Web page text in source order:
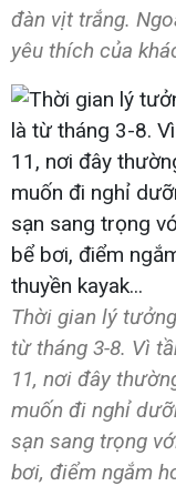
đàn vịt trắng.
yêu thích của
Thời gian lý
từ tháng 3-8. Vì
11, nơi đây
muốn đi nghỉ
sạn sang trọng
bơi, điểm ngắm